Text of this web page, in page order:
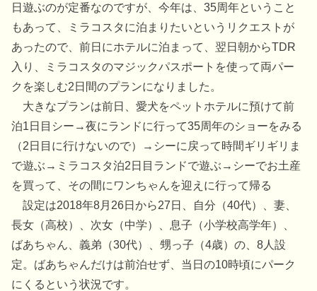
日遊ぶのが定番なのですが、今年は、35周年ということ
もあって、ミラコスタに泊まりたいというリクエストが
あったので、前日にホテルに泊まって、翌日朝からTDR
入り、ミラコスタのマジックパスポートを使って両パー
クを楽しむ2日間のプランになりました。
大きなプランは前日、愛犬をペットホテルに預けて前
泊1日目シー→夜にランドに行って35周年のショーをみる
（2日目に行けないので）→シーに戻って時間ギリギリま
で遊ぶ→ミラコスタ泊2日目ランドで遊ぶ→シーでお土産
を買って、その間にワンちゃんを迎えに行って帰る
設定は2018年8月26日から27日、自分（40代）、妻、
長女（高校）、次女（中学）、息子（小学校高学年）、
ばあちゃん、義弟（30代）、甥っ子（4歳）の、8人設
定。ばあちゃんだけは前泊せず、当日の10時頃にパーク
にくるという状況です。